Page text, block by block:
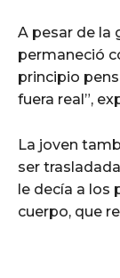
A pesar de la
permaneció
principio
fuera real”,
La joven
ser
le decía a los
cuerpo, que